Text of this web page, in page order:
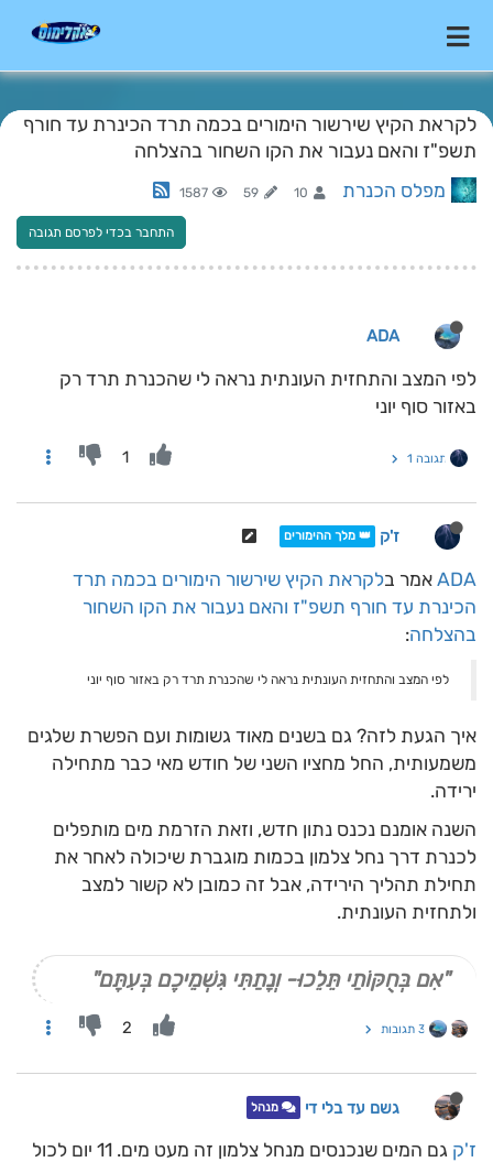
לקראת הקיץ שירשור הימורים בכמה תרד הכינרת עד חורף
תשפ"ז והאם נעבור את הקו השחור בהצלחה
מפלס הכנרת 10
59
1587
התחבר בכדי לפרסם תגובה
ADA
לפי המצב והתחזית העונתית נראה לי שהכנרת תרד רק
באזור סוף יוני
תגובה 1 1
ז'ק 👑 מלך ההימורים
ADA אמר בלקראת הקיץ שירשור הימורים בכמה תרד
הכינרת עד חורף תשפ"ז והאם נעבור את הקו השחור
בהצלחה:
לפי המצב והתחזית העונתית נראה לי שהכנרת תרד רק באזור סוף יוני
איך הגעת לזה? גם בשנים מאוד גשומות ועם הפשרת שלגים
משמעותית, החל מחציו השני של חודש מאי כבר מתחילה
ירידה.
השנה אומנם נכנס נתון חדש, וזאת הזרמת מים מותפלים
לכנרת דרך נחל צלמון בכמות מוגברת שיכולה לאחר את
תחילת תהליך הירידה, אבל זה כמובן לא קשור למצב
ולתחזית העונתית.
"אִם בְּחֻקּוֹתַי תֵּלֵכוּ- וְנָתַתִּי גִּשְׁמֵיכֶם בְּעִתָּם"
3 תגובות 2
גשם עד בלי די מנהל
ז'ק
גם המים שנכנסים מנחל צלמון זה מעט מים. 11 יום לכול